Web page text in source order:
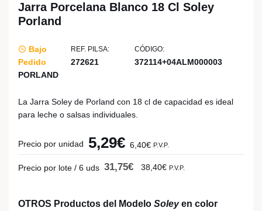
Jarra Porcelana Blanco 18 Cl Soley
Porland
Bajo
Pedido
REF. PILSA:
272621
CÓDIGO:
372114+04ALM000003
PORLAND
La Jarra Soley de Porland con 18 cl de capacidad es ideal
para leche o salsas individuales.
Precio por unidad 5,29€ 6,40€ P.V.P.
Precio por lote / 6 uds 31,75€ 38,40€ P.V.P.
OTROS Productos del Modelo Soleyen color